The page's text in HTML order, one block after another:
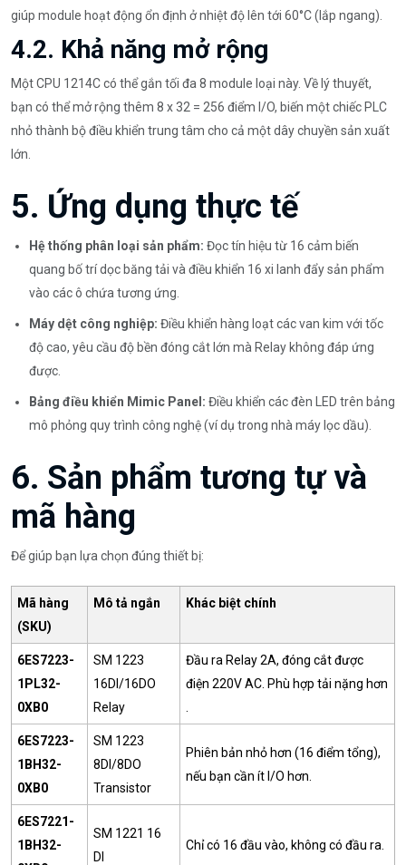
giúp module hoạt động ổn định ở nhiệt độ lên tới 60°C (lắp ngang).
4.2. Khả năng mở rộng
Một CPU 1214C có thể gắn tối đa 8 module loại này. Về lý thuyết,
bạn có thể mở rộng thêm 8 x 32 = 256 điểm I/O, biến một chiếc PLC
nhỏ thành bộ điều khiển trung tâm cho cả một dây chuyền sản xuất
lớn.
5. Ứng dụng thực tế
Hệ thống phân loại sản phẩm: Đọc tín hiệu từ 16 cảm biến
quang bố trí dọc băng tải và điều khiển 16 xi lanh đẩy sản phẩm
vào các ô chứa tương ứng.
Máy dệt công nghiệp: Điều khiển hàng loạt các van kim với tốc
độ cao, yêu cầu độ bền đóng cắt lớn mà Relay không đáp ứng
được.
Bảng điều khiển Mimic Panel: Điều khiển các đèn LED trên bảng
mô phỏng quy trình công nghệ (ví dụ trong nhà máy lọc dầu).
6. Sản phẩm tương tự và
mã hàng
Để giúp bạn lựa chọn đúng thiết bị:
Mã hàng
(SKU)
Mô tả ngắn Khác biệt chính
6ES7223-
1PL32-
0XB0
SM 1223
16DI/16DO
Relay
Đầu ra Relay 2A, đóng cắt được
điện 220V AC. Phù hợp tải nặng hơn
.
6ES7223-
1BH32-
0XB0
SM 1223
8DI/8DO
Transistor
Phiên bản nhỏ hơn (16 điểm tổng),
nếu bạn cần ít I/O hơn.
6ES7221-
1BH32-
SM 1221 16
DI
Chỉ có 16 đầu vào, không có đầu ra.